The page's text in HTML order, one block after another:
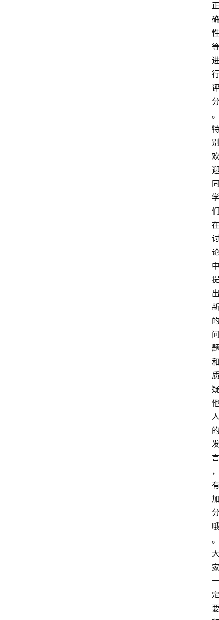
正
确
性
等
进
行
评
分
。
特
别
欢
迎
同
学
们
在
讨
论
中
提
出
新
的
问
题
和
质
疑
他
人
的
发
言
，
有
加
分
哦
。
大
家
一
定
要